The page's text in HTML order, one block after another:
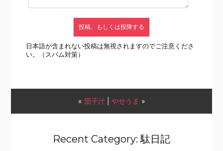
日本語が含まれない投稿は無視されますのでご注意くださ
い。（スパム対策）
« 団子汁| やせうま »
Recent Category: 駄日記